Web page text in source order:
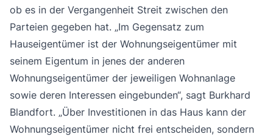
ob es in der Vergangenheit Streit zwischen den
Parteien gegeben hat. „Im Gegensatz zum
Hauseigentümer ist der Wohnungseigentümer mit
seinem Eigentum in jenes der anderen
Wohnungseigentümer der jeweiligen Wohnanlage
sowie deren Interessen eingebunden“, sagt Burkhard
Blandfort. „Über Investitionen in das Haus kann der
Wohnungseigentümer nicht frei entscheiden, sondern